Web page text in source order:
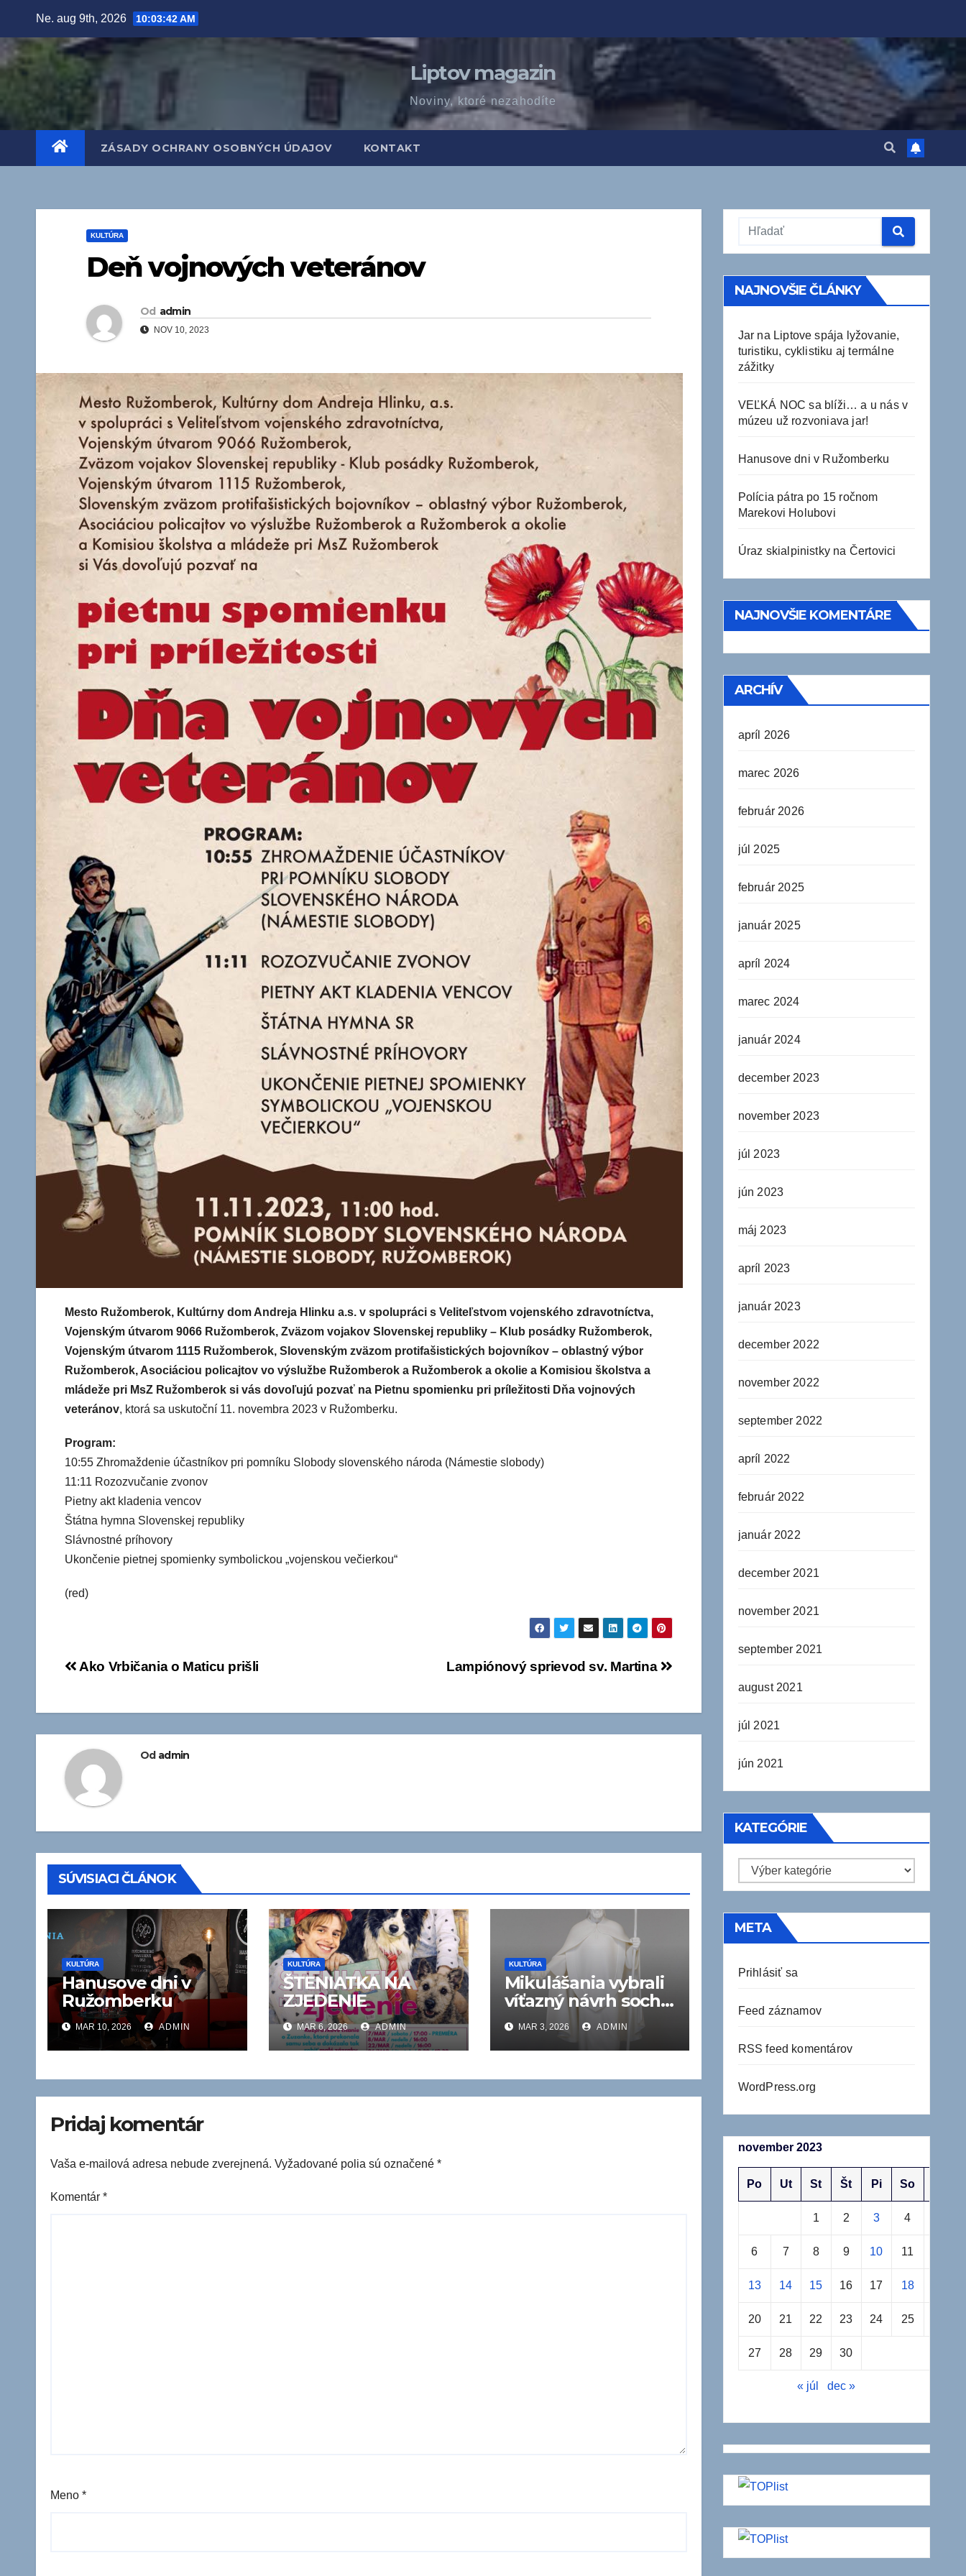
obsah
Ne. aug 9th, 2026 10:03:44 AM
Liptov magazin
Noviny, ktoré nezahodíte
ZÁSADY OCHRANY OSOBNÝCH ÚDAJOV KONTAKT
KULTÚRA
Deň vojnových veteránov
Od admin
NOV 10, 2023
Mesto Ružomberok, Kultúrny dom Andreja Hlinku a.s. v spolupráci s Veliteľstvom vojenského zdravotníctva,
Vojenským útvarom 9066 Ružomberok, Zväzom vojakov Slovenskej republiky – Klub posádky Ružomberok,
Vojenským útvarom 1115 Ružomberok, Slovenským zväzom protifašistických bojovníkov – oblastný výbor
Ružomberok, Asociáciou policajtov vo výslužbe Ružomberok a Ružomberok a okolie a Komisiou školstva a
mládeže pri MsZ Ružomberok si vás dovoľujú pozvať na Pietnu spomienku pri príležitosti Dňa vojnových
veteránov, ktorá sa uskutoční 11. novembra 2023 v Ružomberku.
Program:
10:55 Zhromaždenie účastníkov pri pomníku Slobody slovenského národa (Námestie slobody)
11:11 Rozozvučanie zvonov
Pietny akt kladenia vencov
Štátna hymna Slovenskej republiky
Slávnostné príhovory
Ukončenie pietnej spomienky symbolickou „vojenskou večierkou“
(red)
Navigácia
článku
Lampiónový sprievod sv. Martina
Ako Vrbičania o Maticu prišli
Od admin
SÚVISIACI ČLÁNOK
KULTÚRA
Hanusove dni v
Ružomberku
MAR 10, 2026 ADMIN
KULTÚRA
ŠTENIATKA NA
ZJEDENIE
MAR 6, 2026 ADMIN
KULTÚRA
Mikulášania vybrali
víťazný návrh sochy
patróna mesta
MAR 3, 2026 ADMIN
Pridaj komentár
Vaša e-mailová adresa nebude zverejnená. Vyžadované polia sú označené *
Komentár *
Meno *
NAJNOVŠIE ČLÁNKY
Jar na Liptove spája lyžovanie,
turistiku, cyklistiku aj termálne
zážitky
VEĽKÁ NOC sa blíži… a u nás v
múzeu už rozvoniava jar!
Hanusove dni v Ružomberku
Polícia pátra po 15 ročnom
Marekovi Holubovi
Úraz skialpinistky na Čertovici
NAJNOVŠIE KOMENTÁRE
ARCHÍV
apríl 2026
marec 2026
február 2026
júl 2025
február 2025
január 2025
apríl 2024
marec 2024
január 2024
december 2023
november 2023
júl 2023
jún 2023
máj 2023
apríl 2023
január 2023
december 2022
november 2022
september 2022
apríl 2022
február 2022
január 2022
december 2021
november 2021
september 2021
august 2021
júl 2021
jún 2021
KATEGÓRIE
Kategórie
META
Prihlásiť sa
Feed záznamov
RSS feed komentárov
WordPress.org
november 2023
Po Ut St Št Pi So
1 2 3 4
6 7 8 9 10 11
13 14 15 16 17 18
20 21 22 23 24 25
27 28 29 30
« júl dec »